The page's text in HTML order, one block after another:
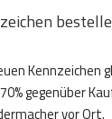
Kennzeichen
gegenüber
vor Ort.